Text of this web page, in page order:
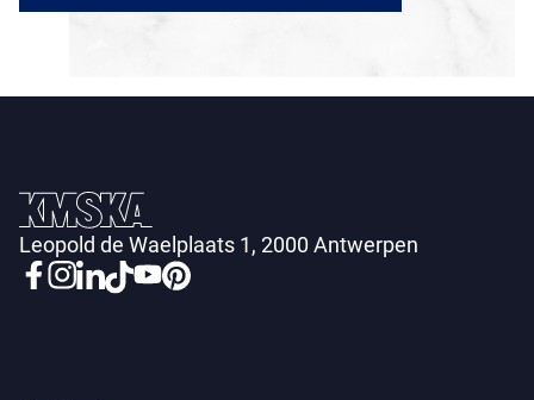
Leopold de Waelplaats 1, 2000 Antwerpen